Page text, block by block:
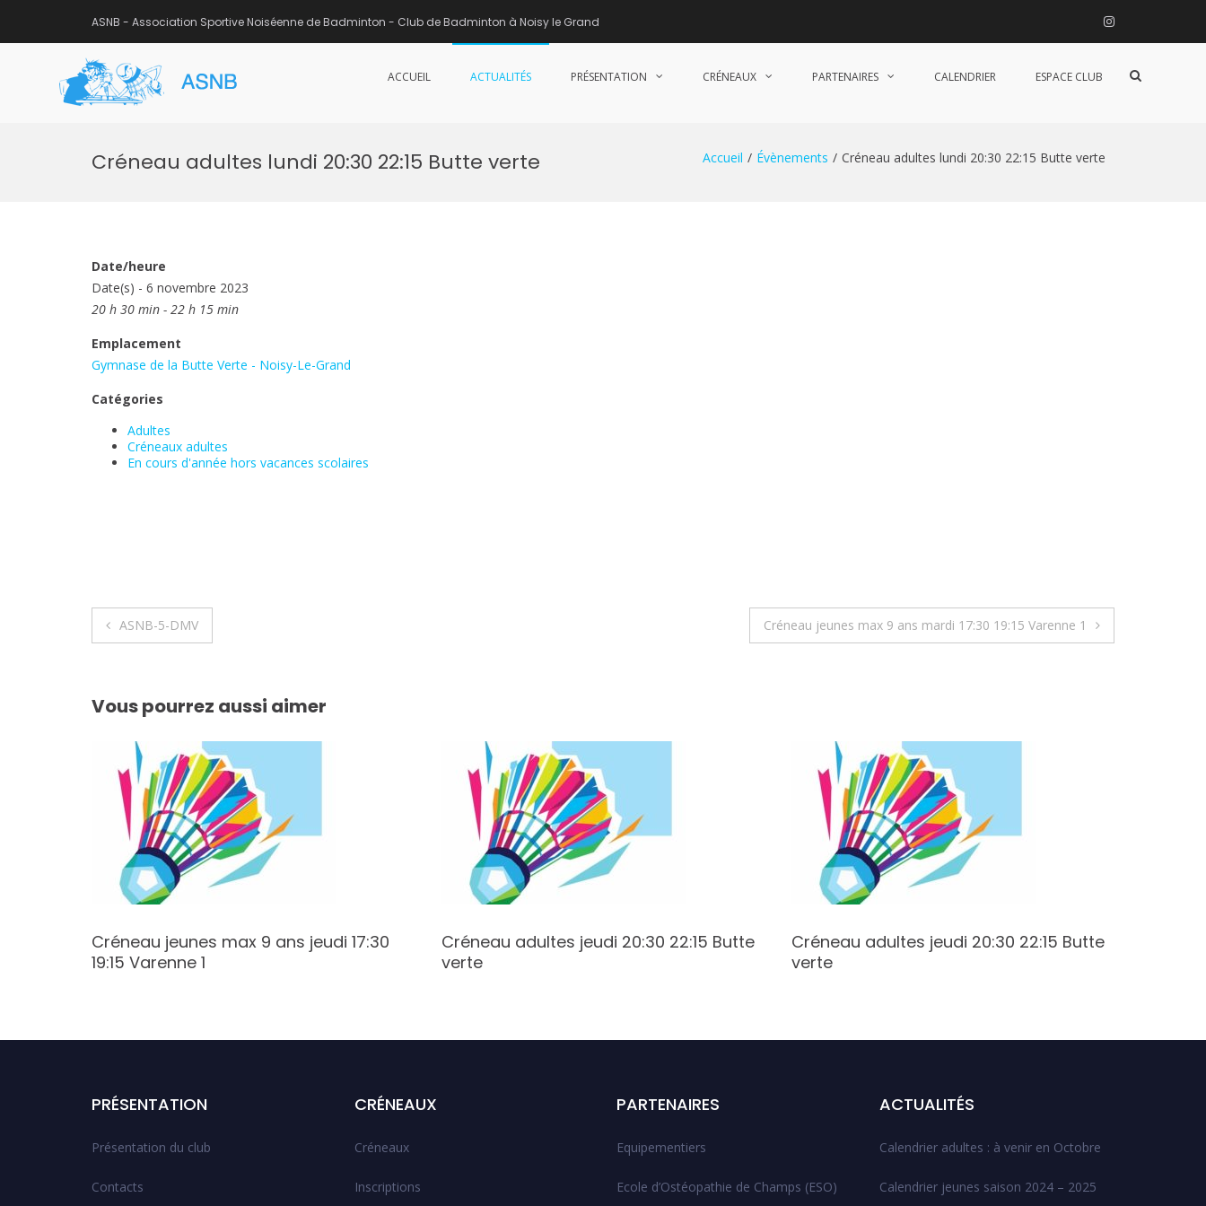
ASNB - Association Sportive Noiséenne de Badminton - Club de Badminton à Noisy le Grand Instagram
ACCUEIL ACTUALITÉS PRÉSENTATION CRÉNEAUX PARTENAIRES CALENDRIER ESPACE CLUB
Afficher
Créneau adultes lundi 20:30 22:15 Butte verte Accueil Évènements Créneau adultes lundi 20:30 22:15 Butte verte
Date/heure
Date(s) - 6 novembre 2023
20 h 30 min - 22 h 15 min
Emplacement
Gymnase de la Butte Verte - Noisy-Le-Grand
Catégories
Adultes
Créneaux adultes
En cours d'année hors vacances scolaires
Navigation
l’article
ASNB-5-DMV Créneau jeunes max 9 ans mardi 17:30 19:15 Varenne 1
Vous pourrez aussi aimer
Créneau jeunes max 9 ans jeudi 17:30
19:15 Varenne 1
Créneau adultes jeudi 20:30 22:15 Butte
verte
Créneau adultes jeudi 20:30 22:15 Butte
verte
PRÉSENTATION
Présentation du club
Contacts
CRÉNEAUX
Créneaux
Inscriptions
PARTENAIRES
Equipementiers
Ecole d’Ostéopathie de Champs (ESO)
ACTUALITÉS
Calendrier adultes : à venir en Octobre
Calendrier jeunes saison 2024 – 2025